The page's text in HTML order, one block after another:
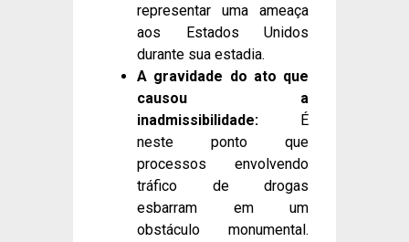
representar uma ameaça
aos Estados Unidos
durante sua estadia.
A gravidade do ato que
causou a
inadmissibilidade: É
neste ponto que
processos envolvendo
tráfico de drogas
esbarram em um
obstáculo monumental.